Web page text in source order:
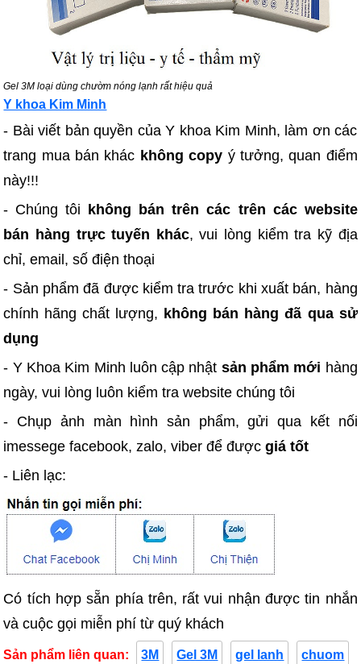
Gel 3M loại dùng chườm nóng lạnh rất hiệu quả
Y khoa Kim Minh
- Bài viết bản quyền của Y khoa Kim Minh, làm ơn các
trang mua bán khác không copy ý tưởng, quan điểm
này!!!
- Chúng tôi không bán trên các trên các website
bán hàng trực tuyến khác, vui lòng kiểm tra kỹ địa
chỉ, email, số điện thoại
- Sản phẩm đã được kiểm tra trước khi xuất bán, hàng
chính hãng chất lượng, không bán hàng đã qua sử
dụng
- Y Khoa Kim Minh luôn cập nhật sản phẩm mới hàng
ngày, vui lòng luôn kiểm tra website chúng tôi
- Chụp ảnh màn hình sản phẩm, gửi qua kết nối
imessege facebook, zalo, viber để đượcgiá tốt
- Liên lạc:
Có tích hợp sẵn phía trên, rất vui nhận được tin nhắn
và cuộc gọi miễn phí từ quý khách
Sản phẩm liên quan: 3M Gel 3M gel lanh chuom